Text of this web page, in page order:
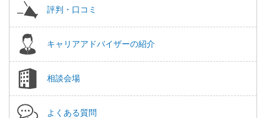
評判・口コミ
キャリアアドバイザーの紹介
相談会場
よくある質問